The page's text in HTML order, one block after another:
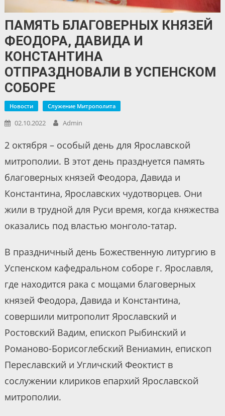
ПАМЯТЬ БЛАГОВЕРНЫХ КНЯЗЕЙ
ФЕОДОРА, ДАВИДА И
КОНСТАНТИНА
ОТПРАЗДНОВАЛИ В УСПЕНСКОМ
СОБОРЕ
Новости Служение Митрополита
02.10.2022 Admin
2 октября – особый день для Ярославской
митрополии. В этот день празднуется память
благоверных князей Феодора, Давида и
Константина, Ярославских чудотворцев. Они
жили в трудной для Руси время, когда княжества
оказались под властью монголо-татар.
В праздничный день Божественную литургию в
Успенском кафедральном соборе г. Ярославля,
где находится рака с мощами благоверных
князей Феодора, Давида и Константина,
совершили митрополит Ярославский и
Ростовский Вадим, епископ Рыбинский и
Романово-Борисоглебский Вениамин, епископ
Переславский и Угличский Феоктист в
сослужении клириков епархий Ярославской
митрополии.